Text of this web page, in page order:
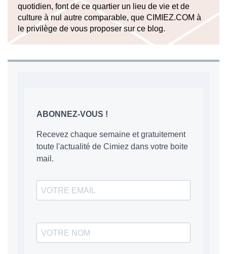
quotidien, font de ce quartier un lieu de vie et de
culture à nul autre comparable, que CIMIEZ.COM à
le privilège de vous proposer sur ce blog.
ABONNEZ-VOUS !
Recevez chaque semaine et gratuitement
toute l'actualité de Cimiez dans votre boite
mail.